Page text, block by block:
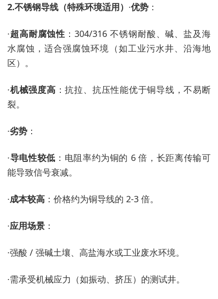
2.不锈钢导线（特殊环境适用） ·优势 ：
·超高耐腐蚀性 ：304/316 不锈钢耐酸、碱、盐及海
水腐蚀，适合强腐蚀环境（如工业污水井、沿海地
区）。
·机械强度高 ：抗拉、抗压性能优于铜导线，不易断
裂。
·劣势 ：
·导电性较低 ：电阻率约为铜的 6 倍，长距离传输可
能导致信号衰减。
·成本较高 ：价格约为铜导线的 2-3 倍。
·应用场景 ：
·强酸 / 强碱土壤、高盐海水或工业废水环境。
·需承受机械应力（如振动、挤压）的测试井。